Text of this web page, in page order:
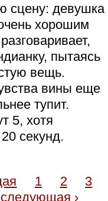
сцену: девушка
хорошим
пытаясь
вещь.
вины еще
тупит.
5, хотя
секунд.
1 2
3
следующая ›